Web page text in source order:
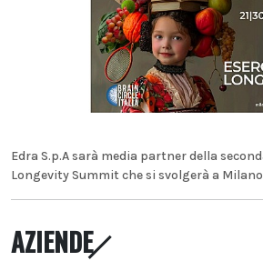
Edra S.p.A sarà media partner della
Longevity Summit che si svolgerà a Milano
AZIENDE